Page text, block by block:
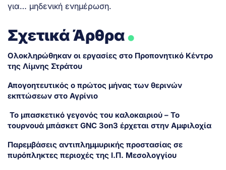
για… μηδενική ενημέρωση.
Σχετικά Άρθρα.
Ολοκληρώθηκαν οι εργασίες στο Προπονητικό Κέντρο
της Λίμνης Στράτου
Απογοητευτικός ο πρώτος μήνας των θερινών
εκπτώσεων στο Αγρίνιο
Το μπασκετικό γεγονός του καλοκαιριού – Το
τουρνουά μπάσκετ GNC 3on3 έρχεται στην Αμφιλοχία
Παρεμβάσεις αντιπλημμυρικής προστασίας σε
πυρόπληκτες περιοχές της Ι.Π. Μεσολογγίου